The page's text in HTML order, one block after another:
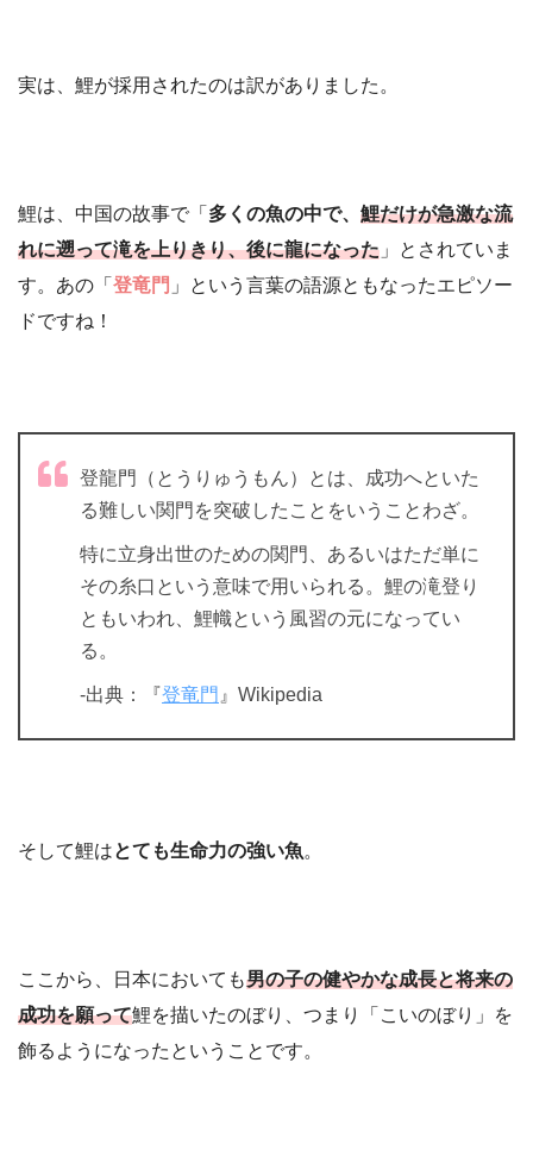
実は、鯉が採用されたのは訳がありました。
鯉は、中国の故事で「 多くの魚の中で、 鯉だけが急激な流
れに遡って滝を上りきり、後に龍になった 」とされていま
す。あの「 登竜門 」という言葉の語源ともなったエピソー
ドですね！
登龍門（とうりゅうもん）とは、成功へといた
る難しい関門を突破したことをいうことわざ。
特に立身出世のための関門、あるいはただ単に
その糸口という意味で用いられる。鯉の滝登り
ともいわれ、鯉幟という風習の元になってい
る。
-出典：『 登竜門 』Wikipedia
そして鯉はとても生命力の強い魚。
ここから、日本においても男の子の健やかな成長と将来の
成功を願って鯉を描いたのぼり、つまり「こいのぼり」を
飾るようになったということです。